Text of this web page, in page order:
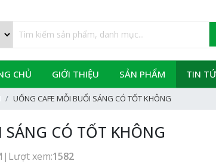
CHỦ GIỚI THIỆU SẢN PHẨM TIN
UỐNG CAFE MỖI BUỔI SÁNG CÓ TỐT KHÔNG
CÓ TỐT KHÔNG
| Lượt xem:1582